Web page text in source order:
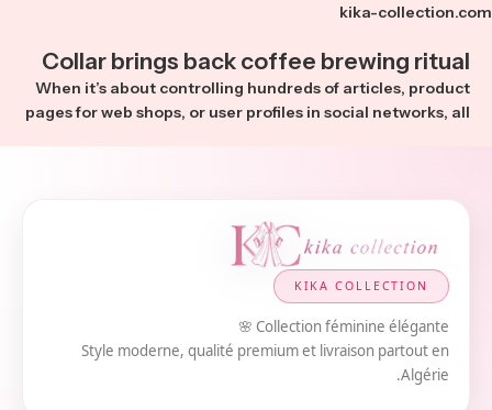
kika-collection.com
Collar brings back coffee brewing ritual
When it’s about controlling hundreds of articles, product
pages for web shops, or user profiles in social networks, all
KIKA COLLECTION
Collection féminine élégante 🌸
Style moderne, qualité premium et livraison partout en
Algérie.